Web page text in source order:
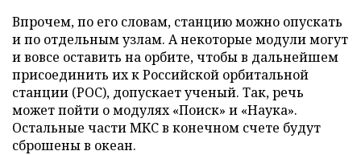
Впрочем, по его словам, станцию можно опускать
и по отдельным узлам. А некоторые модули могут
и вовсе оставить на орбите, чтобы в дальнейшем
присоединить их к Российской орбитальной
станции (РОС), допускает ученый. Так, речь
может пойти о модулях «Поиск» и «Наука».
Остальные части МКС в конечном счете будут
сброшены в океан.